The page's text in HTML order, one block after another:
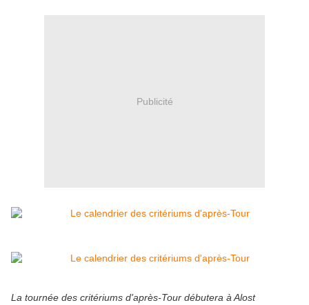
Publicité
La tournée des critériums d'après-Tour débutera à Alost